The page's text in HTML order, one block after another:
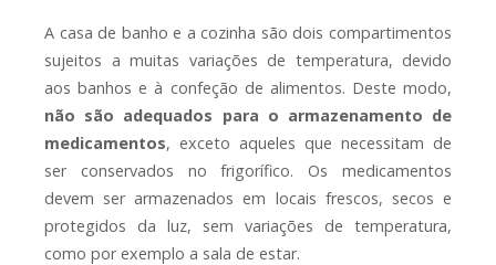
A casa de banho e a cozinha são dois compartimentos
sujeitos a muitas variações de temperatura, devido
aos banhos e à confeção de alimentos. Deste modo,
não são adequados para o armazenamento de
medicamentos, exceto aqueles que necessitam de
ser conservados no frigorífico. Os medicamentos
devem ser armazenados em locais frescos, secos e
protegidos da luz, sem variações de temperatura,
como por exemplo a sala de estar.